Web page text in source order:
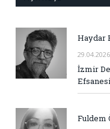
Haydar
29.04.2026
İzmir
Fuldem